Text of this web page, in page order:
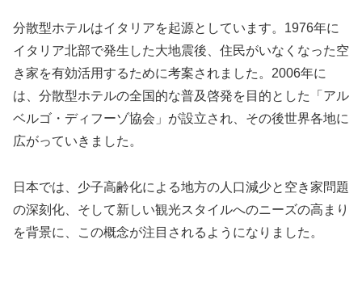
分散型ホテルはイタリアを起源としています。1976年に
イタリア北部で発生した大地震後、住民がいなくなった空
き家を有効活用するために考案されました。2006年に
は、分散型ホテルの全国的な普及啓発を目的とした「アル
ベルゴ・ディフーゾ協会」が設立され、その後世界各地に
広がっていきました。
日本では、少子高齢化による地方の人口減少と空き家問題
の深刻化、そして新しい観光スタイルへのニーズの高まり
を背景に、この概念が注目されるようになりました。